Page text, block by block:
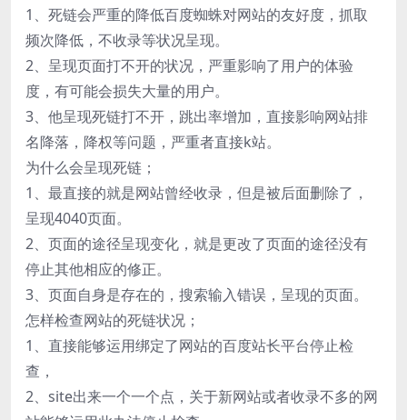
1、死链会严重的降低百度蜘蛛对网站的友好度，抓取
频次降低，不收录等状况呈现。
2、呈现页面打不开的状况，严重影响了用户的体验
度，有可能会损失大量的用户。
3、他呈现死链打不开，跳出率增加，直接影响网站排
名降落，降权等问题，严重者直接k站。
为什么会呈现死链；
1、最直接的就是网站曾经收录，但是被后面删除了，
呈现4040页面。
2、页面的途径呈现变化，就是更改了页面的途径没有
停止其他相应的修正。
3、页面自身是存在的，搜索输入错误，呈现的页面。
怎样检查网站的死链状况；
1、直接能够运用绑定了网站的百度站长平台停止检
查，
2、site出来一个一个点，关于新网站或者收录不多的网